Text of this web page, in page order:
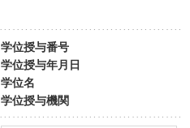
学位授与番号
学位授与年月日
学位名
学位授与機関